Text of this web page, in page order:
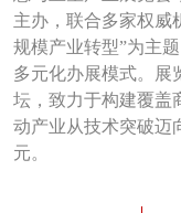
主办，联合多家权威
规模产业转型”为主
多元化办展模式。展
坛，致力于构建覆盖
动产业从技术突破迈
元。